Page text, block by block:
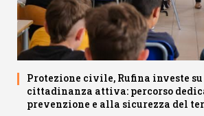
Protezione civile, Rufina investe
cittadinanza attiva: percorso
prevenzione e alla sicurezza del